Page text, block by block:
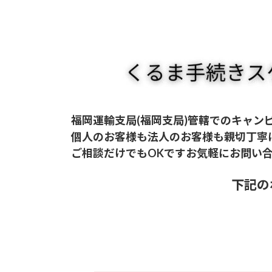
福岡運輸支局(福岡支局)管轄でのキャン
個人のお客様も法人のお客様も親切丁寧
ご相談だけでもOKですお気軽にお問い
下記